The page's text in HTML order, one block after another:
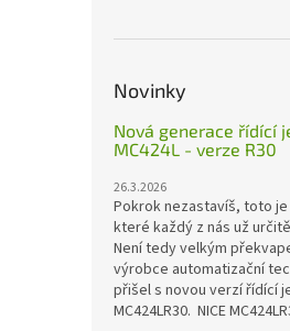
Novinky
Nová generace řídící
MC424L - verze R30
26.3.2026
Pokrok nezastavíš, toto
které každý z nás už
Není tedy velkým
výrobce automatizační
přišel s novou verzí řídící
MC424LR30. NICE